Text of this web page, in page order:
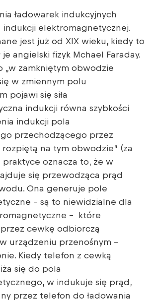
ładowarek indukcyjnych
indukcji elektromagnetycznej.
jest już od XIX wieku, kiedy to
je angielski fizyk Mchael Faraday.
„w zamkniętym obwodzie
w zmiennym polu
pojawi się siła
indukcji równa szybkości
indukcji pola
przechodzącego przez
na tym obwodzie” (za
praktyce oznacza to, że w
się przewodząca prąd
Ona generuje pole
– są to niewidzialne dla
– które
cewkę odbiorczą
urządzeniu przenośnym –
Kiedy telefon z cewką
się do pola
w indukuje się prąd,
przez telefon do ładowania